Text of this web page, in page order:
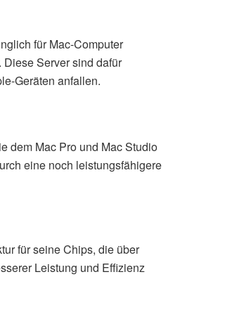
für Mac-Computer
Server sind dafür
Geräten anfallen.
dem Mac Pro und Mac Studio
eine noch leistungsfähigere
für seine Chips, die über
Leistung und Effizienz